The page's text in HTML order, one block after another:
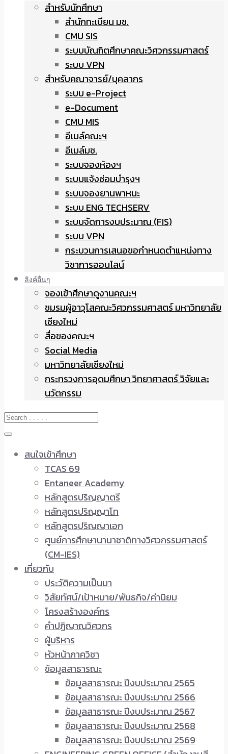
สำหรับนักศึกษา
สำนักทะเบียน มช.
CMU SIS
ระบบบัณฑิตศึกษาคณะวิศวกรรมศาสตร์
ระบบ VPN
สำหรับคณาจารย์/บุคลากร
ระบบ e-Project
e-Document
CMU MIS
อีเมล์คณะฯ
อีเมล์มช.
ระบบจองห้องฯ
ระบบแจ้งซ่อมบำรุงฯ
ระบบจองยานพาหนะ
ระบบ ENG TECHSERV
ระบบจัดการงบประมาณ (FIS)
ระบบ VPN
กระบวนการเสนอขอกำหนดตำแหน่งทาง
วิชาการออนไลน์
ลิงค์อื่นๆ
จองเข้าศึกษาดูงานคณะฯ
ชมรมผู้อาวุโสคณะวิศวกรรมศาสตร์ มหาวิทยาลัย
เชียงใหม่
สื่อของคณะฯ
Social Media
มหาวิทยาลัยเชียงใหม่
กระทรวงการอุดมศึกษา วิทยาศาสตร์ วิจัยและ
นวัตกรรม
สนใจเข้าศึกษา
TCAS 69
Entaneer Academy
หลักสูตรปริญญาตรี
หลักสูตรปริญญาโท
หลักสูตรปริญญาเอก
ศูนย์การศึกษานานาชาติทางวิศวกรรมศาสตร์
(CM-IES)
เกี่ยวกับ
ประวัติความเป็นมา
วิสัยทัศน์/เป้าหมาย/พันธกิจ/ค่านิยม
โครงสร้างองค์กร
คำปฏิญาณวิศวกร
ผู้บริหาร
หัวหน้าภาควิชา
ข้อมูลสาธารณะ
ข้อมูลสาธารณะ ปีงบประมาณ 2565
ข้อมูลสาธารณะ ปีงบประมาณ 2566
ข้อมูลสาธารณะ ปีงบประมาณ 2567
ข้อมูลสาธารณะ ปีงบประมาณ 2568
ข้อมูลสาธารณะ ปีงบประมาณ 2569